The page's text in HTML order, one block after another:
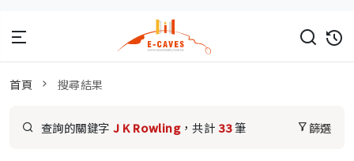
首頁 搜尋結果
查詢的關鍵字 J K Rowling，共計 33筆 篩選